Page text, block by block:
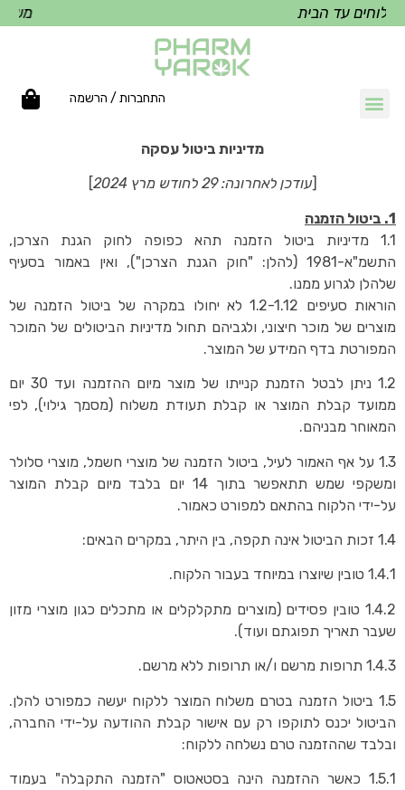
עד הבית
התחברות / הרשמה
מדיניות ביטול עסקה
[עודכן לאחרונה: 29 לחודש מרץ 2024
1. ביטול הזמנה
1.1 מדיניות ביטול הזמנה תהא כפופה לחוק הגנת הצרכן,
התשמ"א-1981 (להלן: "חוק הגנת הצרכן"), ואין באמור בסעיף
שלהלן לגרוע ממנו.
הוראות סעיפים 1.2-1.12 לא יחולו במקרה של ביטול הזמנה של
מוצרים של מוכר חיצוני, ולגביהם תחול מדיניות הביטולים של המוכר
המפורטת בדף המידע של המוצר.
1.2 ניתן לבטל הזמנת קנייתו של מוצר מיום ההזמנה ועד 30 יום
ממועד קבלת המוצר או קבלת תעודת משלוח (מסמך גילוי), לפי
המאוחר מבניהם.
1.3 על אף האמור לעיל, ביטול הזמנה של מוצרי חשמל, מוצרי סלולר
ומשקפי שמש תתאפשר בתוך 14 יום בלבד מיום קבלת המוצר
על-ידי הלקוח בהתאם למפורט כאמור.
1.4 זכות הביטול אינה תקפה, בין היתר, במקרים הבאים:
1.4.1 טובין שיוצרו במיוחד בעבור הלקוח.
1.4.2 טובין פסידים (מוצרים מתקלקלים או מתכלים כגון מוצרי מזון
שעבר תאריך תפוגתם ועוד).
1.4.3 תרופות מרשם ו/או תרופות ללא מרשם.
1.5 ביטול הזמנה בטרם משלוח המוצר ללקוח יעשה כמפורט להלן.
הביטול יכנס לתוקפו רק עם אישור קבלת ההודעה על-ידי החברה,
ובלבד שההזמנה טרם נשלחה ללקוח:
1.5.1 כאשר ההזמנה הינה בסטאטוס "הזמנה התקבלה" בעמוד